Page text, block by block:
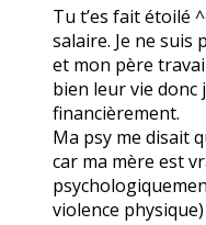
Tu t’es fait étoilé
salaire. Je ne suis
et mon père
bien leur vie donc
financièrement.
Ma psy me disait
car ma mère est
violence